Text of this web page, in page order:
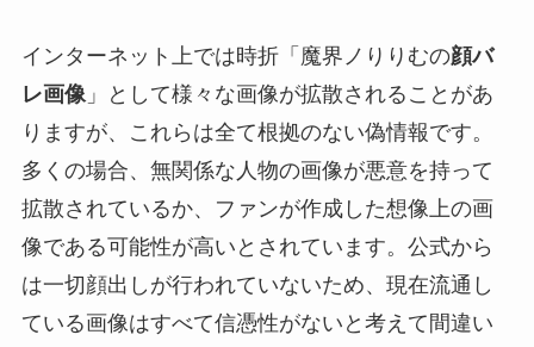
インターネット上では時折「魔界ノりりむの顔バ
レ画像」として様々な画像が拡散されることがあ
りますが、これらは全て根拠のない偽情報です。
多くの場合、無関係な人物の画像が悪意を持って
拡散されているか、ファンが作成した想像上の画
像である可能性が高いとされています。公式から
は一切顔出しが行われていないため、現在流通し
ている画像はすべて信憑性がないと考えて間違い